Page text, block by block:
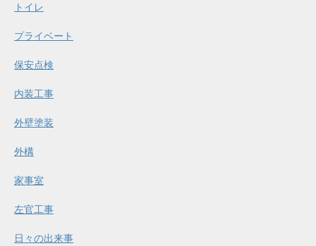
トイレ
プライベート
保安点検
内装工事
外壁塗装
外構
家事室
左官工事
日々の出来事